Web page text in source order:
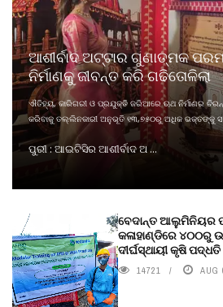
ଆଶୀର୍ବାଦ ଅଟ୍ଟାର ଗୁଣାତ୍ମକ
ନିର୍ମାଣକୁ ଜୀବନ୍ତ କରି ଗଢିତୋଳିଲା
ଐତିହ୍ୟ, କାରିଗରୀ ଓ ପ୍ରଯୁକ୍ତି ଜରିଆରେ ଋଥ ନିର୍ମାଣର
କରିବାକୁ ତଲ୍ଲିନକାରୀ ଅନୁଭୂତି ୧୩,୭୫୦ରୁ ଅଧିକ ଭକ୍ତଙ୍କୁ
ପୁରୀ : ଆଇଟିସିର ଆଶୀର୍ବାଦ ଅ ...
ବେଦାନ୍ତ ଆଲୁମିନିୟର
କଳାହାଣ୍ଡିରେ ୪୦୦ରୁ
ଦୀର୍ଘସ୍ଥାୟୀ କୃଷି
14721 AUG